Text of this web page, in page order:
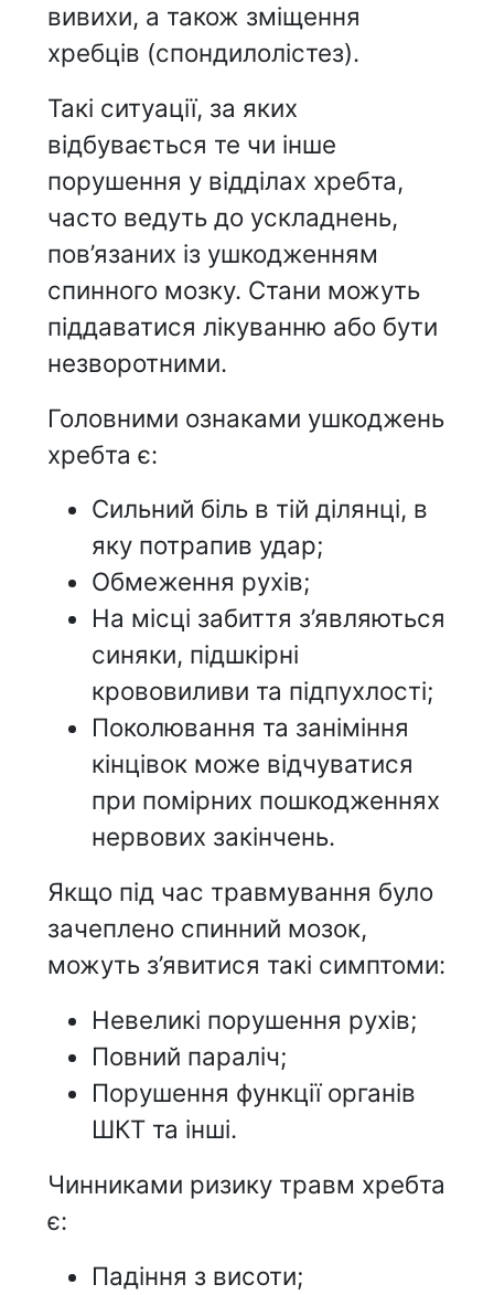
вивихи, а також зміщення
хребців (спондилолістез).
Такі ситуації, за яких
відбувається те чи інше
порушення у відділах хребта,
часто ведуть до ускладнень,
пов’язаних із ушкодженням
спинного мозку. Стани можуть
піддаватися лікуванню або бути
незворотними.
Головними ознаками ушкоджень
хребта є:
Сильний біль в тій ділянці, в
яку потрапив удар;
Обмеження рухів;
На місці забиття з’являються
синяки, підшкірні
крововиливи та підпухлості;
Поколювання та заніміння
кінцівок може відчуватися
при помірних пошкодженнях
нервових закінчень.
Якщо під час травмування було
зачеплено спинний мозок,
можуть з’явитися такі симптоми:
Невеликі порушення рухів;
Повний параліч;
Порушення функції органів
ШКТ та інші.
Чинниками ризику травм хребта
є:
Падіння з висоти;